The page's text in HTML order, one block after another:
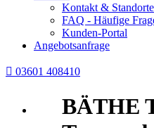
Kontakt & Standorte
FAQ - Häufige
Kunden-Portal
Angebotsanfrage
 03601 408410
BÄTHE